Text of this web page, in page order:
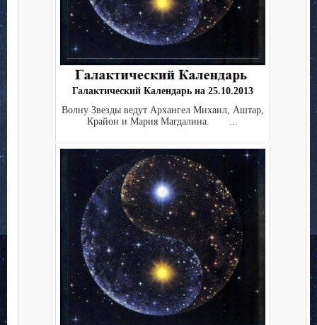
Галактический Календарь на 25.10.2013
Волну Звезды ведут Архангел Михаил, Аштар,
Крайон и Мария Магдалина. ...